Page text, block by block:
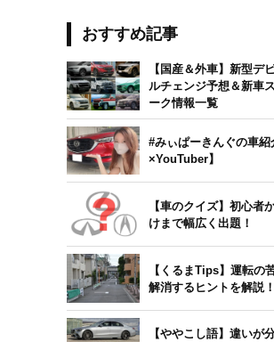
おすすめ記事
【国産＆外車】新型デ
ルチェンジ予想＆新車
ーク情報一覧
#みぃぱーきんぐの車
×YouTuber】
【車のクイズ】初心者
けまで幅広く出題！
【くるまTips】運転の
解消するヒントを解説！
【ややこし語】違いが